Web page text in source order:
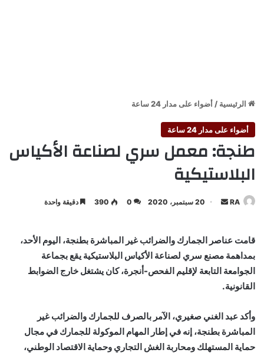
الرئيسية / أضواء على مدار 24 ساعة
أضواء على مدار 24 ساعة
طنجة: معمل سري لصناعة الأكياس
البلاستيكية
RA
أرسل 20 سبتمبر، 2020 0
390 دقيقة واحدة
قامت عناصر الجمارك والضرائب غير المباشرة بطنجة، اليوم الأحد،
بمداهمة مصنع سري لصناعة الأكياس البلاستيكية يقع بجماعة
الجوامعة التابعة لإقليم الفحص-أنجرة، كان يشتغل خارج الضوابط
القانونية.
وأكد عبد الغني صغيري، الآمر بالصرف للجمارك والضرائب غير
المباشرة بطنجة، إنه في إطار المهام الموكولة للجمارك في مجال
حماية المستهلك ومحاربة الغش التجاري وحماية الاقتصاد الوطني،